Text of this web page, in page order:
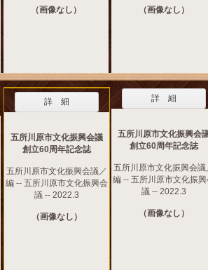
（画像なし） （画像なし）
詳 細
五所川原市文化振興会議
創立60周年記念誌
五所川原市文化振興会議／
編 -- 五所川原市文化振興会
議 -- 2022.3
（画像なし）
詳 細
五所川原市文化振興会
創立60周年記念誌
五所川原市文化振興会議
編 -- 五所川原市文化振
議 -- 2022.3
（画像なし）